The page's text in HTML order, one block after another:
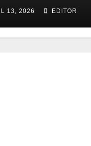
13, 2026 EDITOR